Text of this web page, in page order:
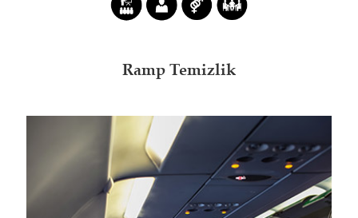
Ramp Temizlik